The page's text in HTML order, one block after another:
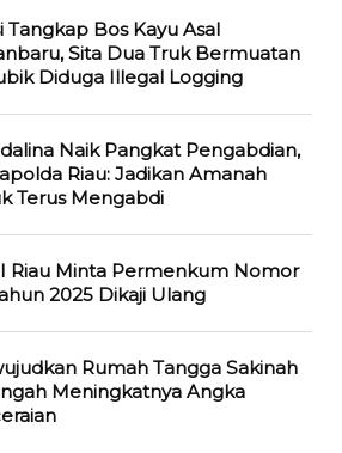
Tangkap Bos Kayu Asal
Sita Dua Truk Bermuatan
Diduga Illegal Logging
Naik Pangkat Pengabdian,
Riau: Jadikan Amanah
Terus Mengabdi
Riau Minta Permenkum Nomor
2025 Dikaji Ulang
Rumah Tangga Sakinah
Meningkatnya Angka